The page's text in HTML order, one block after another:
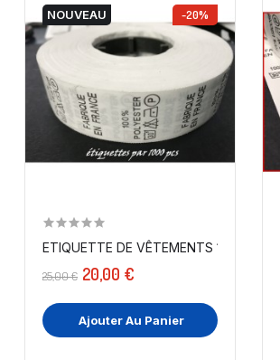
NOUVEAU -20%
25,00 € 20,00 €
Ajouter Au Panier